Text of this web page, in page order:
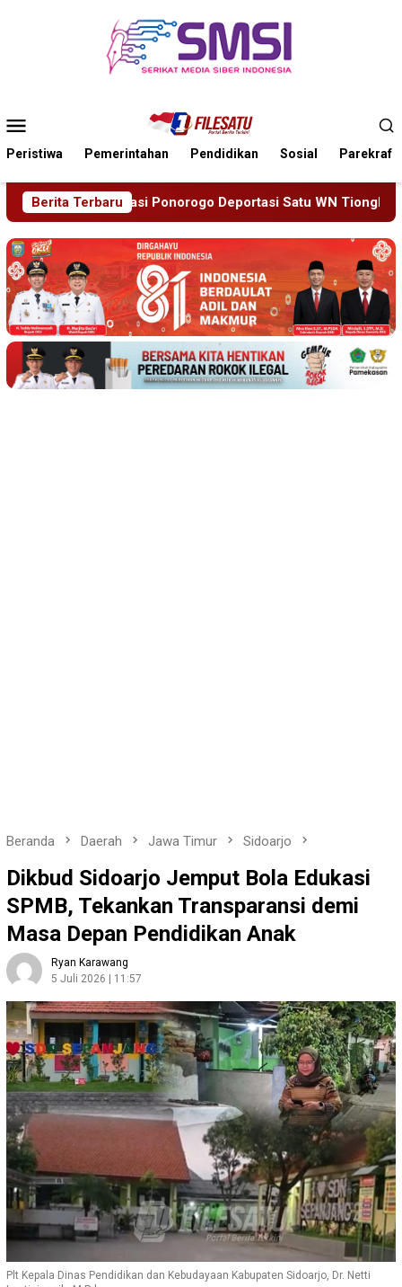
Mobile
Peristiwa Pemerintahan Pendidikan Sosial Parekraf
Berita Terbaru
Satu WN Tiongkok Salahgunakan Ijin Tinggal 19
Beranda Daerah Jawa Timur Sidoarjo
Dikbud Sidoarjo Jemput Bola Edukasi
SPMB, Tekankan Transparansi demi
Masa Depan Pendidikan Anak
Ryan Karawang
5 Juli 2026 | 11:57
Plt Kepala Dinas Pendidikan dan Kebudayaan Kabupaten Sidoarjo, Dr. Netti